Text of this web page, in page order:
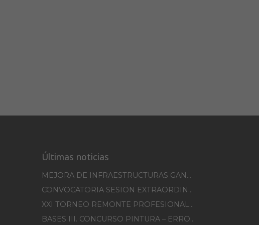
Últimas noticias
MEJORA DE INFRAESTRUCTURAS GANADERAS EN EL TM DE ERRO CAMPAÑA 2025-2026
CONVOCATORIA SESION EXTRAORDINARIA 30/07/2026
XXI TORNEO REMONTE PROFESIONAL COMUNIDAD FORAL NAVARRA
BASES III. CONCURSO PINTURA – ERROIBARKO EGUNA